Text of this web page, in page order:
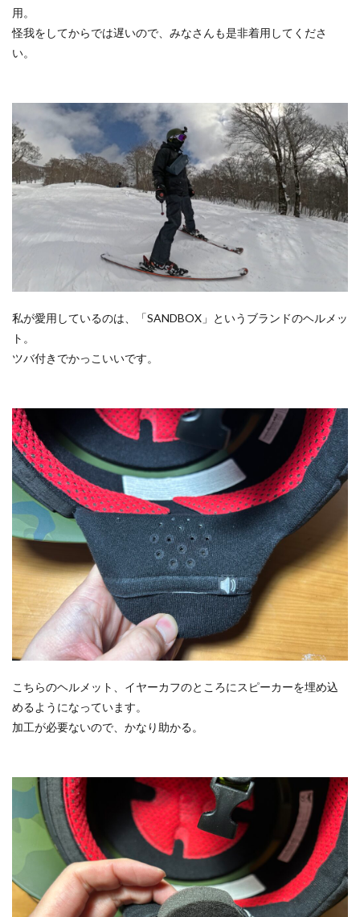
用。
怪我をしてからでは遅いので、みなさんも是非着用してくださ
い。
私が愛用しているのは、「SANDBOX」というブランドのヘルメッ
ト。
ツバ付きでかっこいいです。
こちらのヘルメット、イヤーカフのところにスピーカーを埋め込
めるようになっています。
加工が必要ないので、かなり助かる。